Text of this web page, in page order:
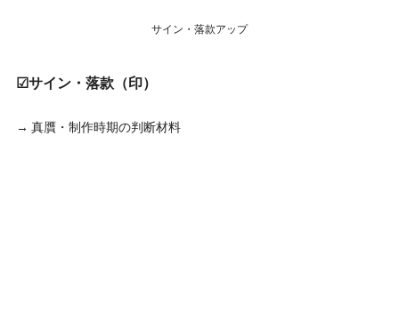
サイン・落款アップ
☑サイン・落款（印）
→ 真贋・制作時期の判断材料